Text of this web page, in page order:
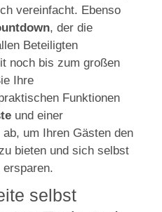
vereinfacht. Ebenso
, der die
Beteiligten
noch bis zum großen
Ihre
Funktionen
und einer
ab, um Ihren Gästen den
bieten und sich selbst
ersparen.
selbst